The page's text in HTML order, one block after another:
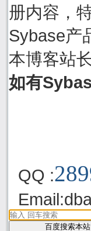
册内容，
Sybase产
本博客站
如有
QQ :
Email: